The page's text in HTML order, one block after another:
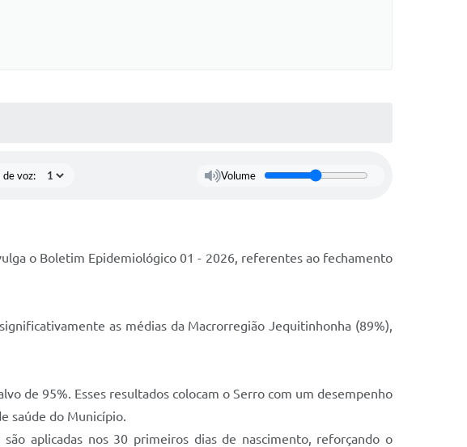
de voz: Volume
o Boletim Epidemiológico 01 - 2026, referentes ao fechamento
as médias da Macrorregião Jequitinhonha (89%),
de 95%. Esses resultados colocam o Serro com um desempenho
saúde do Município.
aplicadas nos 30 primeiros dias de nascimento, reforçando o